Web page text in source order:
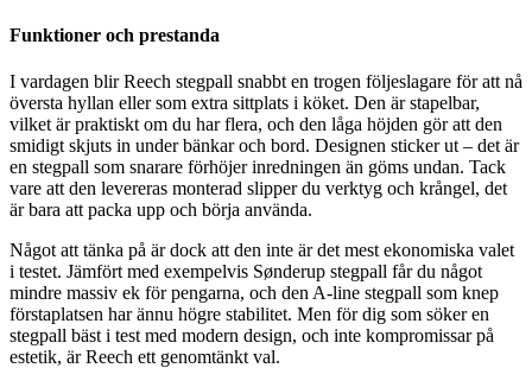
Funktioner och prestanda
I vardagen blir Reech stegpall snabbt en trogen följeslagare för att nå
översta hyllan eller som extra sittplats i köket. Den är stapelbar,
vilket är praktiskt om du har flera, och den låga höjden gör att den
smidigt skjuts in under bänkar och bord. Designen sticker ut – det är
en stegpall som snarare förhöjer inredningen än göms undan. Tack
vare att den levereras monterad slipper du verktyg och krångel, det
är bara att packa upp och börja använda.
Något att tänka på är dock att den inte är det mest ekonomiska valet
i testet. Jämfört med exempelvis Sønderup stegpall får du något
mindre massiv ek för pengarna, och den A-line stegpall som knep
förstaplatsen har ännu högre stabilitet. Men för dig som söker en
stegpall bäst i test med modern design, och inte kompromissar på
estetik, är Reech ett genomtänkt val.